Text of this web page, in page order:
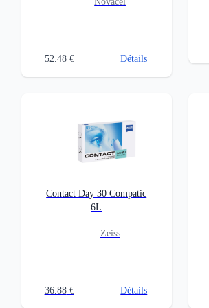
52.48 € Détails
Contact Day 30 Compatic
6L
Zeiss
36.88 € Détails